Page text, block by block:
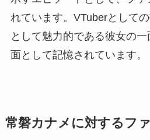
れています。VTuberとして
として魅力的である彼女の
面として記憶されています。
常磐カナメに対するフ